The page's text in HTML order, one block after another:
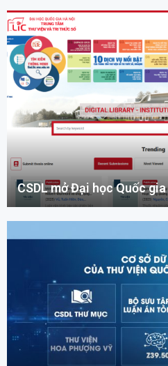
CSDL mở Đại học Quốc